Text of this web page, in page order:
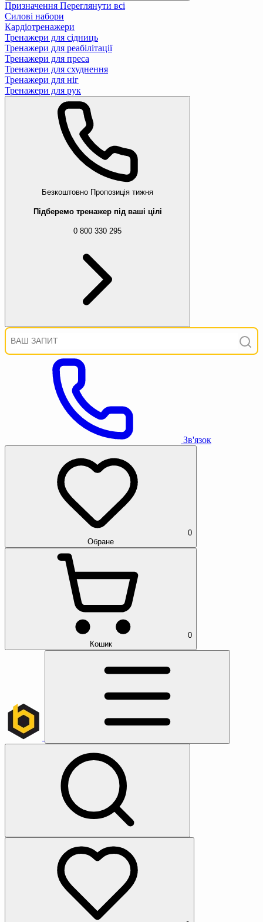
Призначення Переглянути всі
Силові набори
Кардіотренажери
Тренажери для сідниць
Тренажери для реабілітації
Тренажери для преса
Тренажери для схуднення
Тренажери для ніг
Тренажери для рук
Безкоштовно Пропозиція тижня
Підберемо тренажер під ваші цілі
0 800 330 295
Зв'язок
0
Обране
0
Кошик